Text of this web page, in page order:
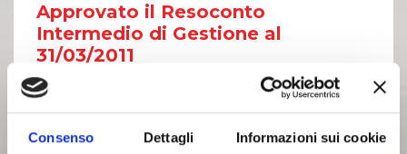
Consenso Dettagli Informazioni sui cookie
Approvato il Resoconto
Intermedio di Gestione al
31/03/2011
02:00 - 04/05/2011 Leggi